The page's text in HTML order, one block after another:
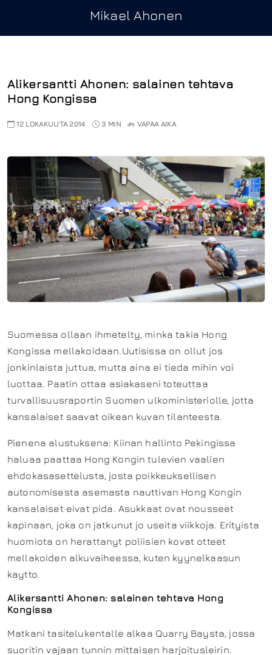
Mikael Ahonen
Alikersantti Ahonen: salainen tehtava
Hong Kongissa
12 LOKAKUUTA 2014 3 MIN VAPAA AIKA
Suomessa ollaan ihmetelty, minka takia Hong
Kongissa mellakoidaan.Uutisissa on ollut jos
jonkinlaista juttua, mutta aina ei tieda mihin voi
luottaa. Paatin ottaa asiakaseni toteuttaa
turvallisuusraportin Suomen ulkoministeriolle, jotta
kansalaiset saavat oikean kuvan tilanteesta.
Pienena alustuksena: Kiinan hallinto Pekingissa
haluaa paattaa Hong Kongin tulevien vaalien
ehdokasasettelusta, josta poikkeuksellisen
autonomisesta asemasta nauttivan Hong Kongin
kansalaiset eivat pida. Asukkaat ovat nousseet
kapinaan, joka on jatkunut jo useita viikkoja. Erityista
huomiota on herattanyt poliisien kovat otteet
mellakoiden alkuvaiheessa, kuten kyynelkaasun
kaytto.
Alikersantti Ahonen: salainen tehtava Hong
Kongissa
Matkani tasitelukentalle alkaa Quarry Baysta, jossa
suoritin vajaan tunnin mittaisen harjoitusleirin.